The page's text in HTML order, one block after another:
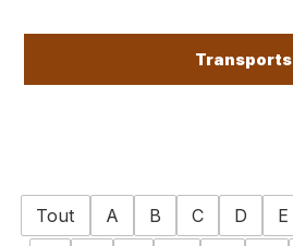
Transports
Tout A B C D E